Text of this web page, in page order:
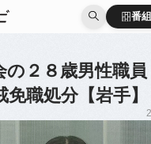
番
番
の２８歳男性職
免職処分【岩手